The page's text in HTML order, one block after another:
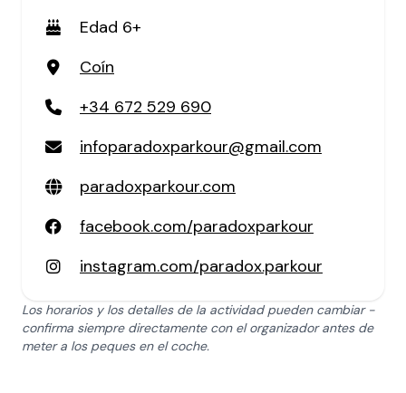
Edad 6+
Coín
+34 672 529 690
infoparadoxparkour@gmail.com
paradoxparkour.com
facebook.com/paradoxparkour
instagram.com/paradox.parkour
Los horarios y los detalles de la actividad pueden cambiar -
confirma siempre directamente con el organizador antes de
meter a los peques en el coche.